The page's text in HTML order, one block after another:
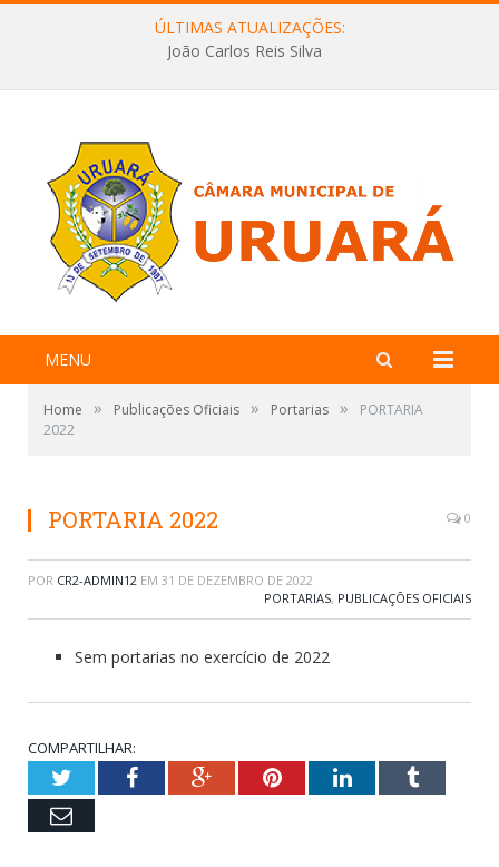
ÚLTIMAS ATUALIZAÇÕES:
João Carlos Reis Silva
MENU
Home » Publicações Oficiais » Portarias »
PORTARIA
2022
PORTARIA 2022 0
POR CR2-ADMIN12 EM 31 DE DEZEMBRO DE 2022
PORTARIAS, PUBLICAÇÕES OFICIAIS
Sem portarias no exercício de 2022
COMPARTILHAR:
TwitterFacebookGoogle+PinterestLinkedInTumblr
Email